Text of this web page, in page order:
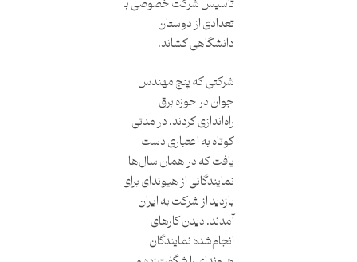
تأسیس شرکت خصوصی با
تعدادی از دوستان
دانشگاهی کشاند.
شرکتی که پنج مهندس
جوان در حوزه برق
راه‌اندازی کردند، در مدتی
کوتاه به اعتباری دست
یافت که در همان سال‌ها
نمایندگانی از هیوندای برای
بازدید از شرکت به ایران
آمدند. دیدن کارهای
انجام‌شده نمایندگان